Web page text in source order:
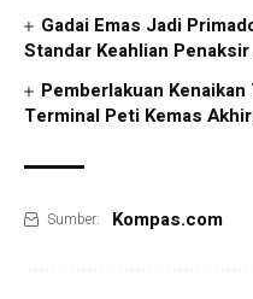
Gadai Emas Jadi
Standar Keahlian
Pemberlakuan
Terminal Peti Kemas
Sumber: Kompas.com